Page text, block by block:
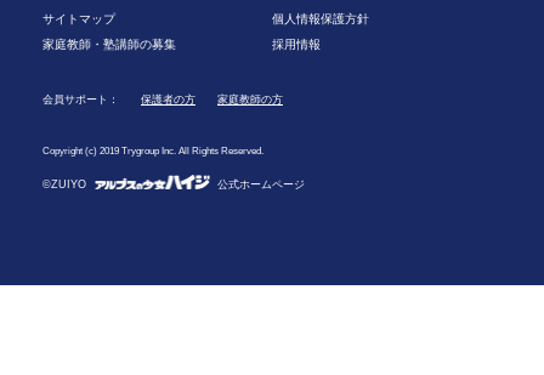
サイトマップ
個人情報保護方針
家庭教師・塾講師の募集
採用情報
会員サポート： 保護者の方 家庭教師の方
Copyright (c) 2019 Trygroup Inc. All Rights Reserved.
©ZUIYO 公式ホームページ